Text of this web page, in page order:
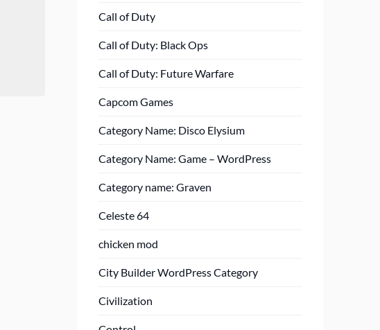
Call of Duty
Call of Duty: Black Ops
Call of Duty: Future Warfare
Capcom Games
Category Name: Disco Elysium
Category Name: Game – WordPress
Category name: Graven
Celeste 64
chicken mod
City Builder WordPress Category
Civilization